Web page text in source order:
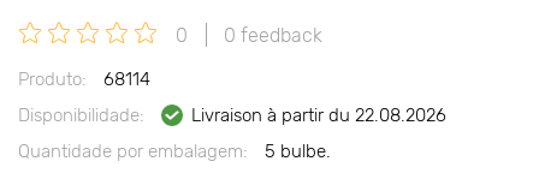
0 0 feedback
Produto:
68114
Disponibilidade:
Livraison à partir du 22.08.2026
Quantidade por embalagem:
5 bulbe.